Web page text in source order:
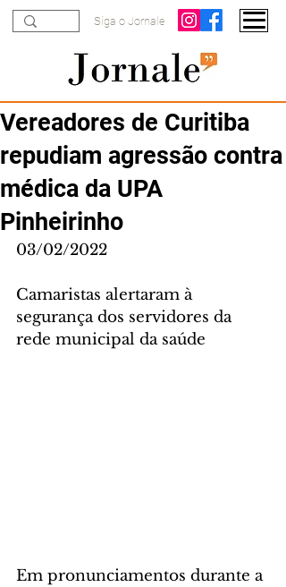
Siga o Jornale
Vereadores de Curitiba
repudiam agressão contra
médica da UPA
Pinheirinho
03/02/2022
Camaristas alertaram à
segurança dos servidores da
rede municipal da saúde
Em pronunciamentos durante a